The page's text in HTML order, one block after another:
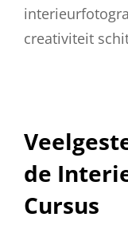
creativiteit
de
Cursus